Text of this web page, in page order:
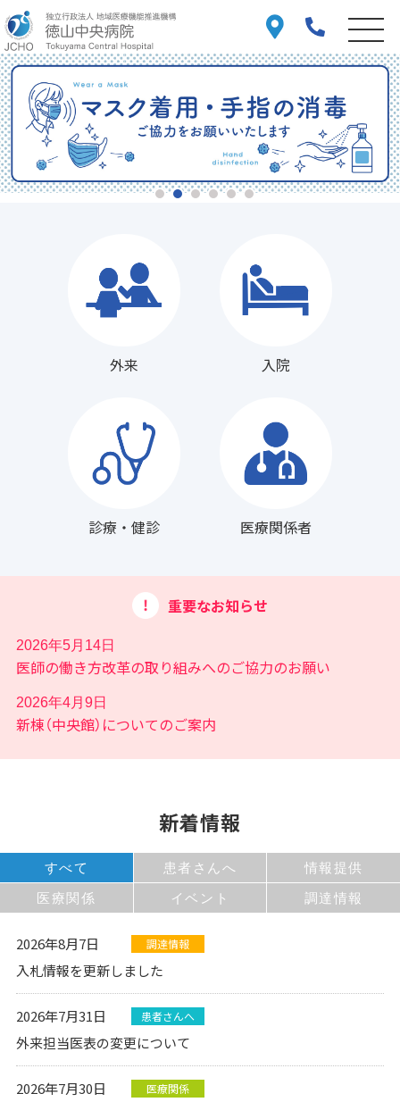
外来 入院
診療・健診 医療関係者
重要なお知らせ
2026年5月14日
医師の働き方改革の取り組みへのご協力のお願い
2026年4月9日
新棟（中央館）についてのご案内
新着情報
すべて 患者さんへ
情報提供
医療関係
イベント 調達情報
2026年8月7日 調達情報
入札情報を更新しました
2026年7月31日 患者さんへ
外来担当医表の変更について
2026年7月30日 医療関係